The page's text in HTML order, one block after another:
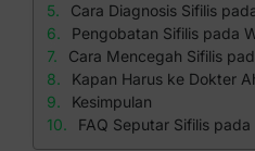
Cara Diagnosis Sifilis
Pengobatan Sifilis pada
Cara Mencegah Sifilis
Kapan Harus ke Dokter
Kesimpulan
FAQ Seputar Sifilis pada